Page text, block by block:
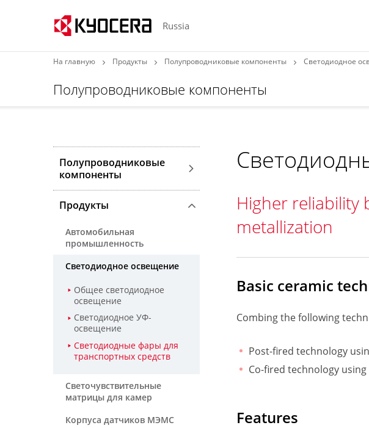
Russia
На главную Продукты Полупроводниковые компоненты Светодиодное
Полупроводниковые компоненты
Higher reliability
metallization
Basic ceramic
Combing the following
Post-fired technology
Co-fired technology
Features
Полупроводниковые
компоненты
Продукты
Автомобильная
промышленность
Светодиодное освещение
Общее светодиодное
освещение
Светодиодное УФ-
освещение
Светодиодные фары для
транспортных средств
Светочувствительные
матрицы для камер
Корпуса датчиков МЭМС